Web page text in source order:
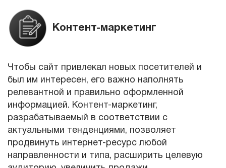
Контент-маркетинг
Чтобы сайт привлекал новых посетителей и
был им интересен, его важно наполнять
релевантной и правильно оформленной
информацией. Контент-маркетинг,
разрабатываемый в соответствии с
актуальными тенденциями, позволяет
продвинуть интернет-ресурс любой
направленности и типа, расширить целевую